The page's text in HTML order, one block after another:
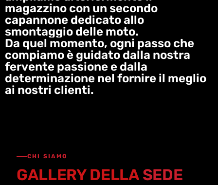
magazzino con un secondo
capannone dedicato allo
smontaggio delle moto.
Da quel momento, ogni passo che
compiamo è guidato dalla nostra
fervente passione e dalla
determinazione nel fornire il meglio
ai nostri clienti.
CHI SIAMO
GALLERY DELLA SEDE